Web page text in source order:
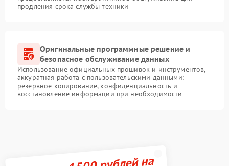
продления срока службы техники
Оригинальные программные решение и
безопасное обслуживание данных
Использование официальных прошивок и инструментов,
аккуратная работа с пользовательскими данными:
резервное копирование, конфиденциальность и
восстановление информации при необходимости